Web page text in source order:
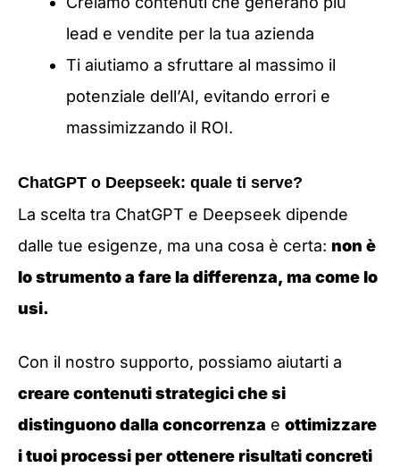
lead e vendite per la tua azienda
Ti aiutiamo a sfruttare al massimo il
potenziale dell’AI, evitando errori e
massimizzando il ROI.
ChatGPT o Deepseek: quale ti serve?
La scelta tra ChatGPT e Deepseek dipende
dalle tue esigenze, ma una cosa è certa: non è
lo strumento a fare la differenza, ma come lo
usi.
Con il nostro supporto, possiamo aiutarti a
creare contenuti strategici che si
distinguono dalla concorrenza e ottimizzare
i tuoi processi per ottenere risultati concreti